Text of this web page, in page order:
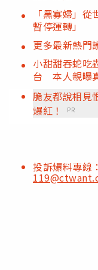
「黑寡婦」
暫停運轉」
更多最新熱門
小甜甜吞蛇吃
台 本人親曝
脆友都說相見
爆紅！
PR
投訴爆料專線：